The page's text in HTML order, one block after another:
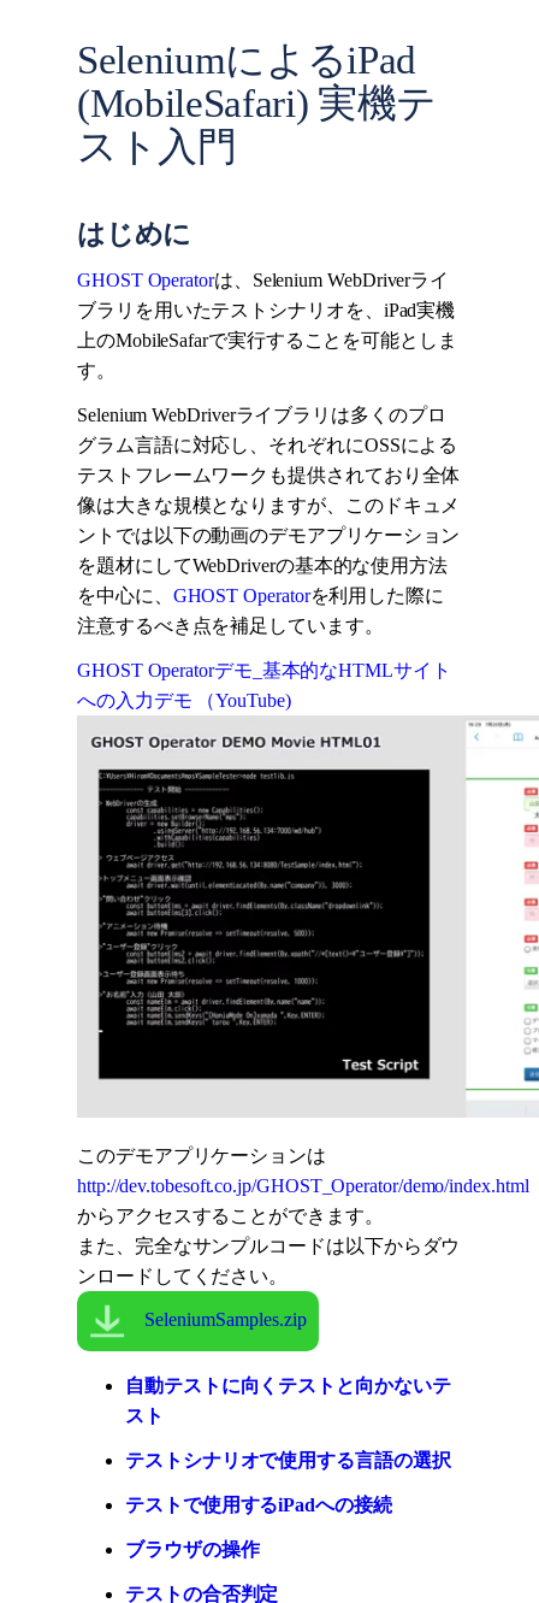
SeleniumによるiPad
(MobileSafari) 実機テ
スト入門
はじめに
GHOST Operatorは、Selenium WebDriverライ
ブラリを用いたテストシナリオを、iPad実機
上のMobileSafarで実行することを可能としま
す。
Selenium WebDriverライブラリは多くのプロ
グラム言語に対応し、それぞれにOSSによる
テストフレームワークも提供されており全体
像は大きな規模となりますが、このドキュメ
ントでは以下の動画のデモアプリケーション
を題材にしてWebDriverの基本的な使用方法
を中心に、 GHOST Operatorを利用した際に
注意するべき点を補足しています。
GHOST Operatorデモ_基本的なHTMLサイト
への入力デモ （YouTube)
このデモアプリケーションは
http://dev.tobesoft.co.jp/GHOST_Operator/demo/index.html
からアクセスすることができます。
また、完全なサンプルコードは以下からダウ
ンロードしてください。
SeleniumSamples.zip
自動テストに向くテストと向かないテ
スト
テストシナリオで使用する言語の選択
テストで使用するiPadへの接続
ブラウザの操作
テストの合否判定